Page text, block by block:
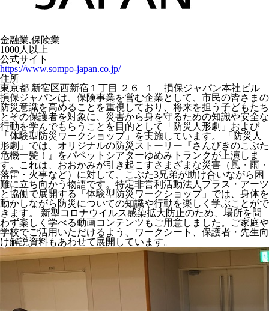
金融業,保険業
1000人以上
公式サイト
https://www.sompo-japan.co.jp/
住所
東京都 新宿区西新宿１丁目 ２６−１ 損保ジャパン本社ビル
損保ジャパンは、保険事業を営む企業として、市民の皆さまの
防災意識を高めることを重視しており、将来を担う子どもたち
とその保護者を対象に、災害から身を守るための知識や安全な
行動を学んでもらうことを目的として「防災人形劇」および
「体験型防災ワークショップ」を実施しています。 「防災人
形劇」では、オリジナルの防災ストーリー『さんびきのこぶた
危機一髪！』をパペットシアターゆめみトランクが上演しま
す。これは、おおかみが引き起こすさまざまな災害（風・雨・
落雷・火事など）に対して、こぶた3兄弟が助け合いながら困
難に立ち向かう物語です。特定非営利活動法人プラス・アーツ
と協働で展開する「体験型防災ワークショップ」では、身体を
動かしながら防災についての知識や行動を楽しく学ぶことがで
きます。 新型コロナウイルス感染拡大防止のため、場所を問
わず楽しく学べる動画コンテンツもご用意しました。ご家庭や
学校でご活用いただけるよう、ワークシート、保護者・先生向
け解説資料もあわせて展開しています。